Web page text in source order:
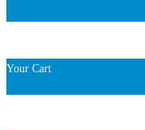
Your Cart